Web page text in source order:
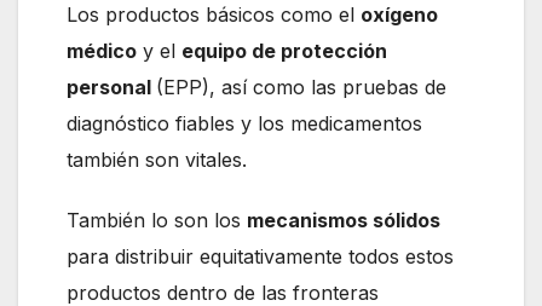
Los productos básicos como el oxígeno
médico y el equipo de protección
personal (EPP), así como las pruebas de
diagnóstico fiables y los medicamentos
también son vitales.
También lo son los mecanismos sólidos
para distribuir equitativamente todos estos
productos dentro de las fronteras